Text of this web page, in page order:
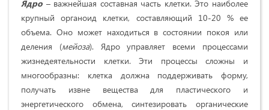
Ядро – важнейшая составная часть клетки. Это наиболее
крупный органоид клетки, составляющий 10-20 % ее
объема. Оно может находиться в состоянии покоя или
деления (мейоза). Ядро управляет всеми процессами
жизнедеятельности клетки. Эти процессы сложны и
многообразны: клетка должна поддерживать форму,
получать извне вещества для пластического и
энергетического обмена, синтезировать органические